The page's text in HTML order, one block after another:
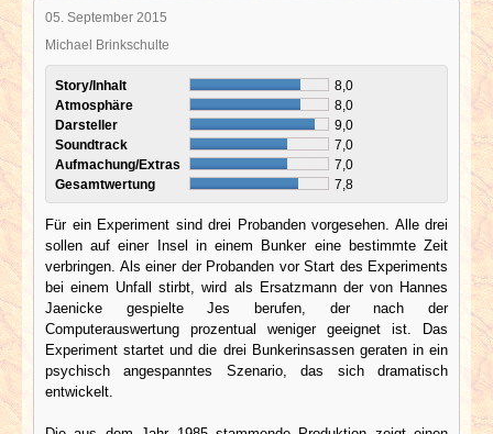
05. September 2015
Michael Brinkschulte
Story/Inhalt
8,0
Atmosphäre
8,0
Darsteller
9,0
Soundtrack
7,0
Aufmachung/Extras
7,0
Gesamtwertung
7,8
Für ein Experiment sind drei Probanden vorgesehen. Alle drei
sollen auf einer Insel in einem Bunker eine bestimmte Zeit
verbringen. Als einer der Probanden vor Start des Experiments
bei einem Unfall stirbt, wird als Ersatzmann der von Hannes
Jaenicke gespielte Jes berufen, der nach der
Computerauswertung prozentual weniger geeignet ist. Das
Experiment startet und die drei Bunkerinsassen geraten in ein
psychisch angespanntes Szenario, das sich dramatisch
entwickelt.